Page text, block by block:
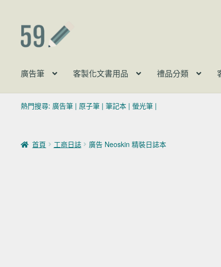
跳至導覽列
跳至主要內容
廣告筆 客製化文書用品 禮品分類
熱門搜尋: 廣告筆| 原子筆| 筆記本| 螢光筆|
首頁 工商日誌 廣告 Neoskin 精裝日誌本